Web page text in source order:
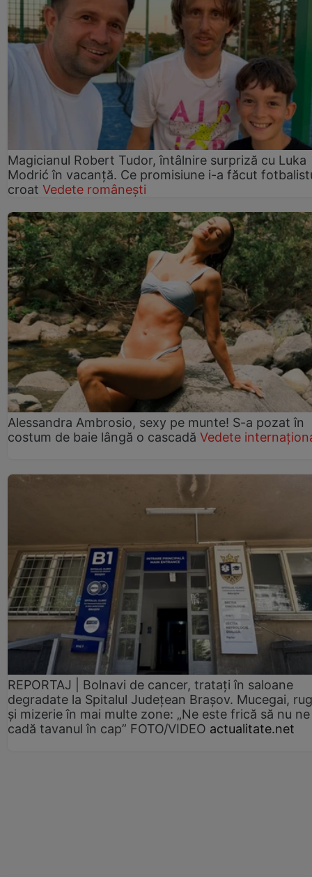
Magicianul Robert Tudor, întâlnire surpriză cu Luka
Modrić în vacanță. Ce promisiune i-a făcut
croat Vedete românești
Alessandra Ambrosio, sexy pe munte! S-a pozat în
costum de baie lângă o cascadă Vedete
REPORTAJ | Bolnavi de cancer, tratați în saloane
degradate la Spitalul Județean Brașov. Mucegai,
și mizerie în mai multe zone: „Ne este frică să nu ne
cadă tavanul în cap” FOTO/VIDEO actualitate.net